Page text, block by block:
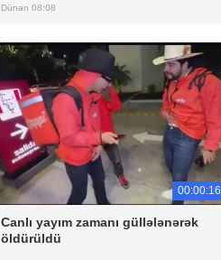
Dünən 08:08
00:00:16
Canlı yayım zamanı güllələnərək
öldürüldü